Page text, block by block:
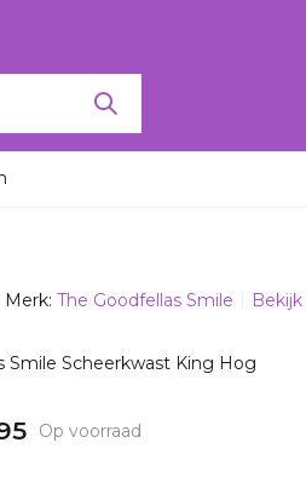
Merk: The Goodfellas Smile
Smile Scheerkwast King Hog
Op voorraad